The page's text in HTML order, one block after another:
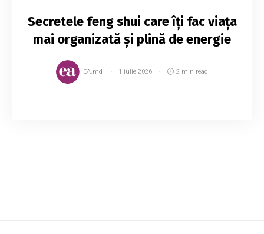
Secretele feng shui care îți fac viața
mai organizată și plină de energie
EA.md 1 iulie 2026 2 min read